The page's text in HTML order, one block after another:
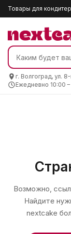
Товары для
г. Волгоград, ул.
Ежедневно 10:00
Возможно,
Найдите
nextcake